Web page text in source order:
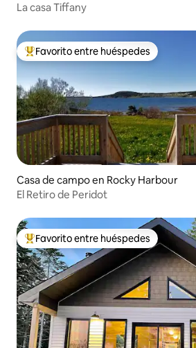
La casa Tiffany
Favorito entre huéspedes preferido
Favorito entre huéspedes
Casa de campo en Rocky Harbour
El Retiro de Peridot
Favorito entre huéspedes preferido
Favorito entre huéspedes